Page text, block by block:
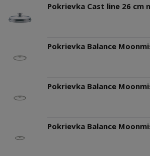
Pokrievka Cast line 26 cm
Pokrievka Balance
Pokrievka Balance
Pokrievka Balance